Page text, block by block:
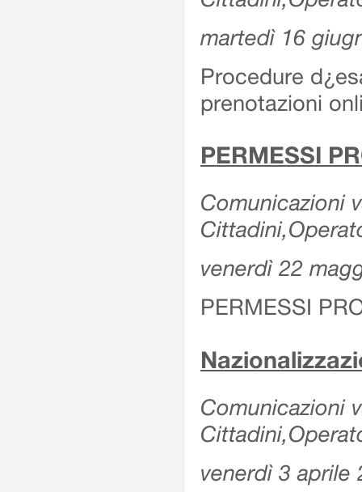
martedì 16
Procedure
prenotazioni
PERMESSI
Comunicazioni
venerdì 22
PERMESSI
Comunicazioni
venerdì 3 aprile